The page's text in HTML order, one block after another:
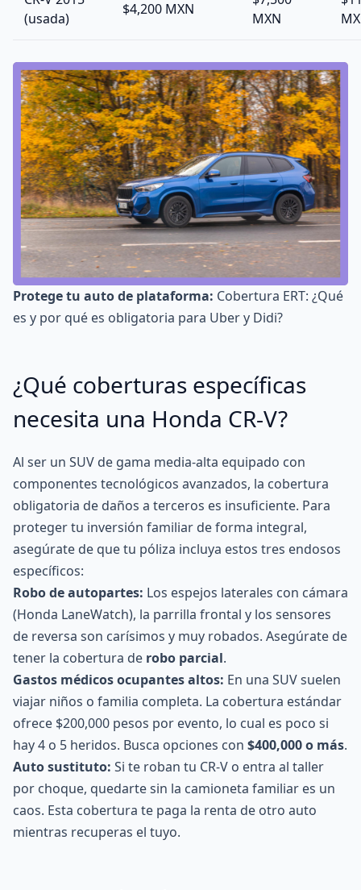
(usada)
$4,200 MXN
MXN
Protege tu auto de plataforma: Cobertura ERT: ¿Qué
es y por qué es obligatoria para Uber y Didi?
¿Qué coberturas específicas
necesita una Honda CR-V?
Al ser un SUV de gama media-alta equipado con
componentes tecnológicos avanzados, la cobertura
obligatoria de daños a terceros es insuficiente. Para
proteger tu inversión familiar de forma integral,
asegúrate de que tu póliza incluya estos tres endosos
específicos:
Robo de autopartes: Los espejos laterales con cámara
(Honda LaneWatch), la parrilla frontal y los sensores
de reversa son carísimos y muy robados. Asegúrate de
tener la cobertura de robo parcial.
Gastos médicos ocupantes altos: En una SUV suelen
viajar niños o familia completa. La cobertura estándar
ofrece $200,000 pesos por evento, lo cual es poco si
hay 4 o 5 heridos. Busca opciones con $400,000 o más.
Auto sustituto: Si te roban tu CR-V o entra al taller
por choque, quedarte sin la camioneta familiar es un
caos. Esta cobertura te paga la renta de otro auto
mientras recuperas el tuyo.